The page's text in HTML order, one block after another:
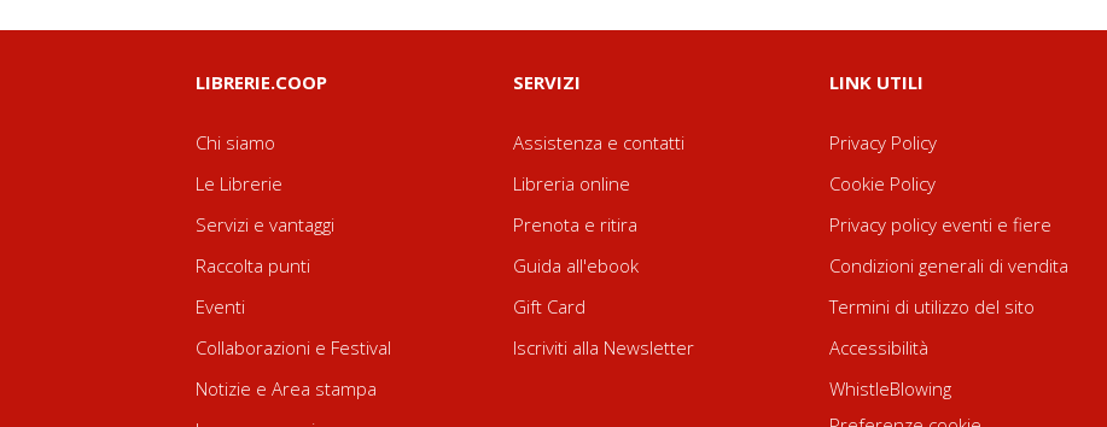
LIBRERIE.COOP
Chi siamo
Le Librerie
Servizi e vantaggi
Raccolta punti
Eventi
Collaborazioni e Festival
Notizie e Area stampa
SERVIZI
Assistenza e contatti
Libreria online
Prenota e ritira
Guida all'ebook
Gift Card
Iscriviti alla Newsletter
LINK UTILI
Privacy Policy
Cookie Policy
Privacy policy eventi e fiere
Condizioni generali di vendita
Termini di utilizzo del sito
Accessibilità
WhistleBlowing